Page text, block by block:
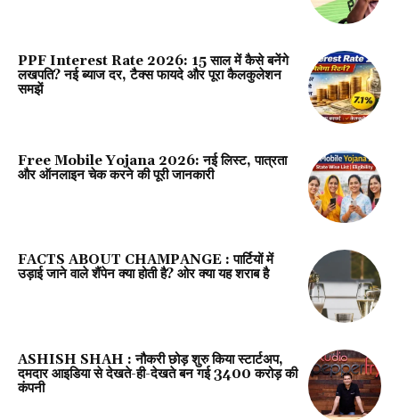
PPF Interest Rate 2026: 15 साल में कैसे बनेंगे
लखपति? नई ब्याज दर, टैक्स फायदे और पूरा कैलकुलेशन
समझें
Free Mobile Yojana 2026: नई लिस्ट, पात्रता
और ऑनलाइन चेक करने की पूरी जानकारी
FACTS ABOUT CHAMPANGE : पार्टियों में
उड़ाई जाने वाले शैंपेन क्या होती है? ओर क्या यह शराब है
ASHISH SHAH : नौकरी छोड़ शुरु किया स्टार्टअप,
दमदार आइडिया से देखते-ही-देखते बन गई 3400 करोड़ की
कंपनी